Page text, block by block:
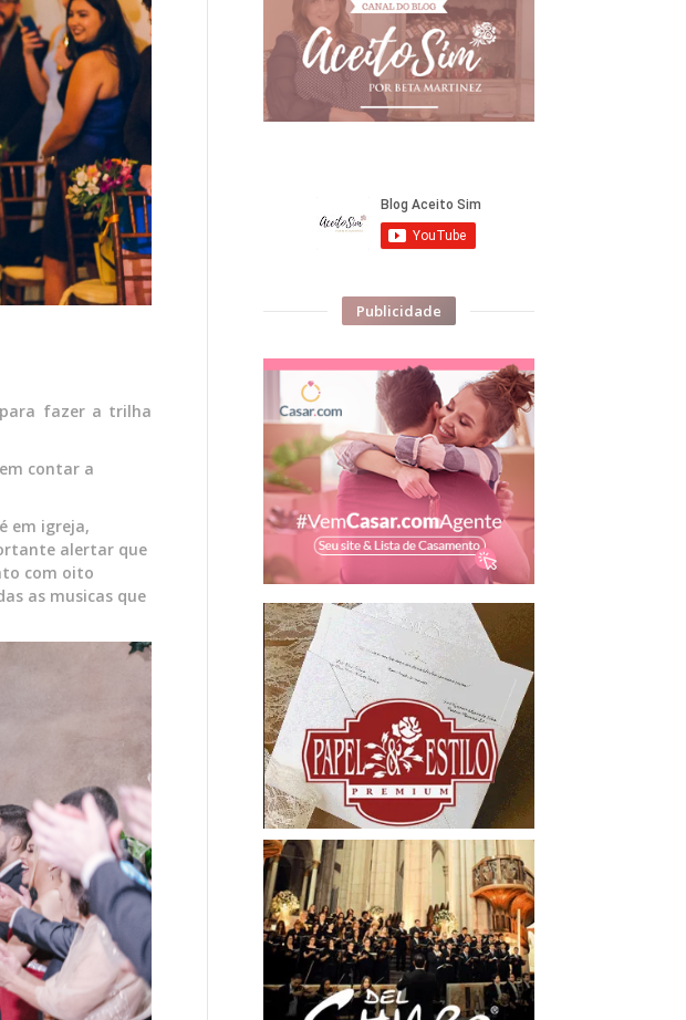
fazer a trilha
contar a
em igreja,
alertar que
com oito
as musicas que
Publicidade